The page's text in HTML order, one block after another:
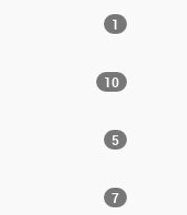
1
10
5
7